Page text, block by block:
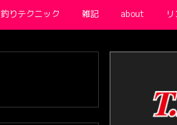
釣りテクニック 雑記 about リ